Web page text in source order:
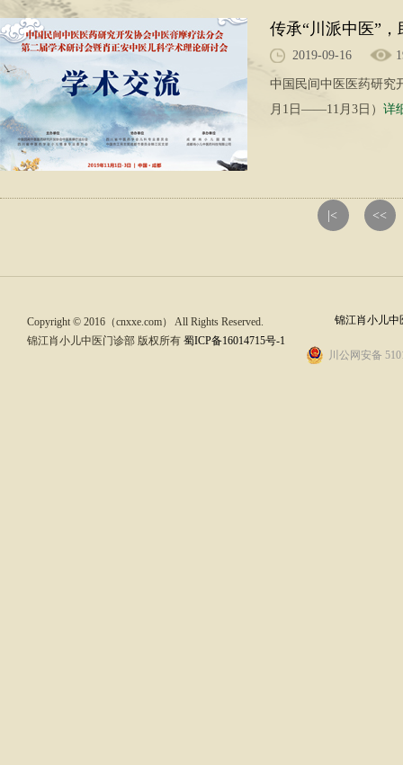
传承“川派中医”
2019-09-16
中国民间中医医药研究
月1日——11月3日） 详
|< <<
Copyright © 2016（cnxxe.com） All Rights Reserved.
锦江肖小儿中医门诊部 版权所有 蜀ICP备16014715号-1
锦江肖小儿
川公网安备